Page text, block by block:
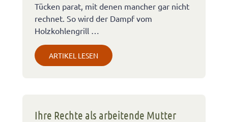
Tücken parat, mit denen mancher gar nicht
rechnet. So wird der Dampf vom
Holzkohlengrill …
ARTIKEL LESEN
Ihre Rechte als arbeitende Mutter